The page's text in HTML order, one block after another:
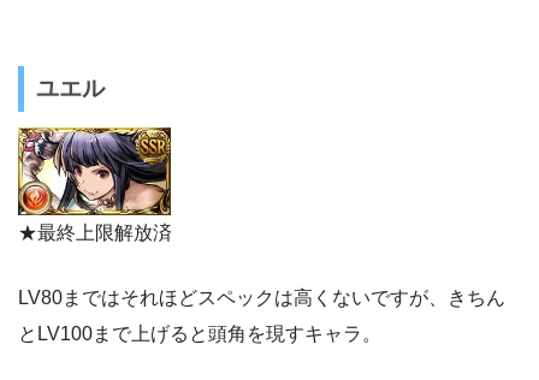
ユエル
★最終上限解放済
LV80まではそれほどスペックは高くないですが、きちん
とLV100まで上げると頭角を現すキャラ。